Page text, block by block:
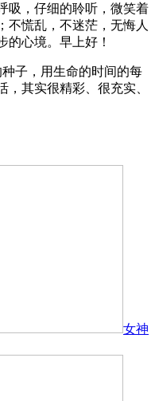
吸，仔细的聆听，微笑着
不慌乱，不迷茫，无悔人
的心境。早上好！
子，用生命的时间的每
其实很精彩、很充实、
女神